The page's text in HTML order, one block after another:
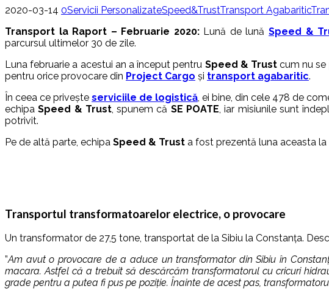
2020-03-14 0Servicii PersonalizateSpeed&TrustTransport Agabaritic
Transport la Raport – Februarie 2020:Lună de lunăSpeed &
parcursul ultimelor 30 de zile.
Luna februarie a acestui an a început pentru Speed & Trustcum nu se
pentru orice provocare din Project Cargo și transport agabaritic.
În ceea ce privește serviciile de logistică, ei bine, din cele 478 de
echipaSpeed & Trust, spunem că SE POATE, iar misiunile sunt
potrivit.
Pe de altă parte, echipa Speed & Trust a fost prezentă luna aceasta la
Transportul transformatoarelor electrice, o provocare
Un transformator de 27,5 tone, transportat de la Sibiu la Constanța.
”Am avut o provocare de a aduce un transformator din Sibiu în
macara. Astfel că a trebuit să descărcăm transformatorul cu cricuri
grade pentru a putea fi pus pe poziție. Înainte de acest pas,